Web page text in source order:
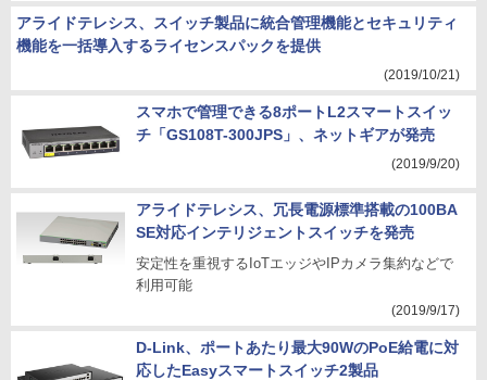
アライドテレシス、スイッチ製品に統合管理機能とセキュリティ
機能を一括導入するライセンスパックを提供
(2019/10/21)
スマホで管理できる8ポートL2スマートスイッ
チ「GS108T-300JPS」、ネットギアが発売
(2019/9/20)
アライドテレシス、冗長電源標準搭載の100BA
SE対応インテリジェントスイッチを発売
安定性を重視するIoTエッジやIPカメラ集約などで
利用可能
(2019/9/17)
D-Link、ポートあたり最大90WのPoE給電に対
応したEasyスマートスイッチ2製品